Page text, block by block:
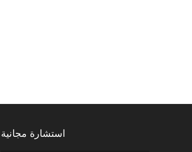
استشارة مجانية